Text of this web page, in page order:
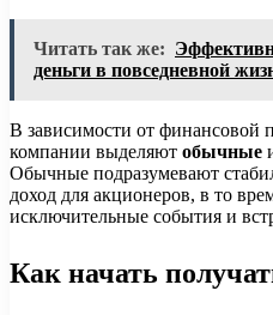
Читать так же:
деньги в повседневной
В зависимости от финансовой
компании выделяют обычные
Обычные подразумевают
доход для акционеров, в то
исключительные события и
Как начать